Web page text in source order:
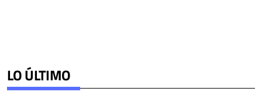
LO ÚLTIMO